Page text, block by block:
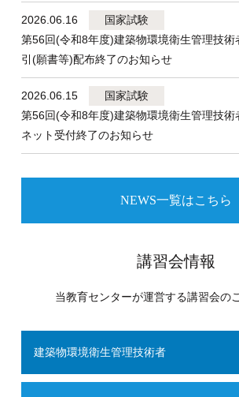
2026.06.16
国家試験
第56回(令和8年度)建築物環境衛生管理技術
引(願書等)配布終了のお知らせ
2026.06.15
国家試験
第56回(令和8年度)建築物環境衛生管理技術
ネット受付終了のお知らせ
NEWS一覧はこちら
講習会情報
当教育センターが運営する講習会の
建築物環境衛生管理技術者